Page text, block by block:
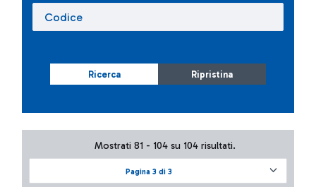
Ricerca Ripristina
Pagina 3 di 3
Mostrati 81 - 104 su 104 risultati.